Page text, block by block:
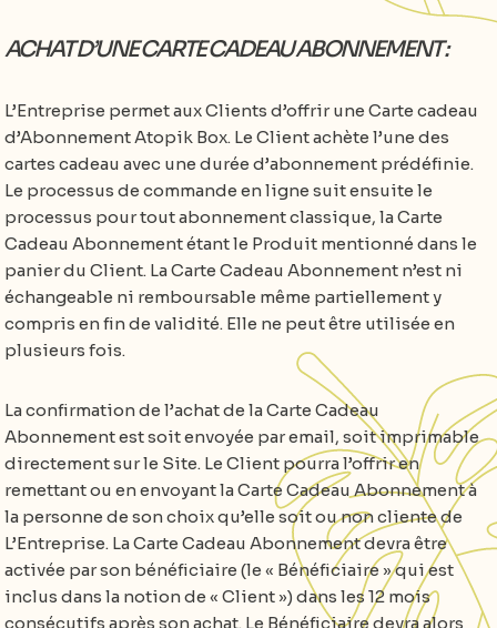
ACHAT D’UNE CARTE CADEAU ABONNEMENT :
L’Entreprise permet aux Clients d’offrir une Carte cadeau
d’Abonnement Atopik Box. Le Client achète l’une des
cartes cadeau avec une durée d’abonnement prédéfinie.
Le processus de commande en ligne suit ensuite le
processus pour tout abonnement classique, la Carte
Cadeau Abonnement étant le Produit mentionné dans le
panier du Client. La Carte Cadeau Abonnement n’est ni
échangeable ni remboursable même partiellement y
compris en fin de validité. Elle ne peut être utilisée en
plusieurs fois.
La confirmation de l’achat de la Carte Cadeau
Abonnement est soit envoyée par email, soit imprimable
directement sur le Site. Le Client pourra l’offrir en
remettant ou en envoyant la Carte Cadeau Abonnement à
la personne de son choix qu’elle soit ou non cliente de
L’Entreprise. La Carte Cadeau Abonnement devra être
activée par son bénéficiaire (le « Bénéficiaire » qui est
inclus dans la notion de « Client ») dans les 12 mois
consécutifs après son achat. Le Bénéficiaire devra alors